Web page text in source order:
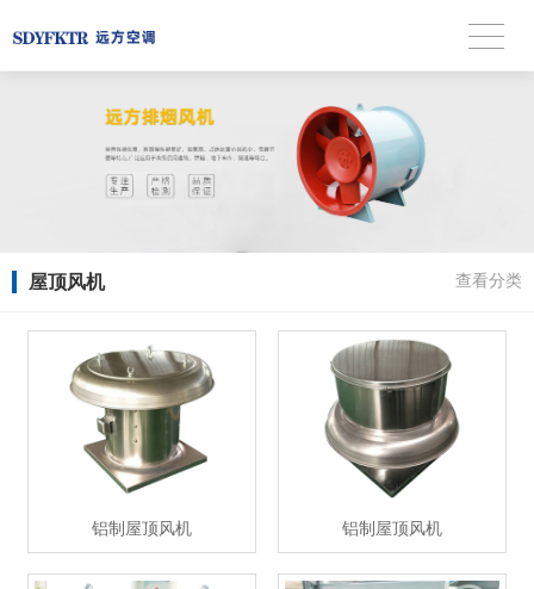
屋顶风机 查看分类
铝制屋顶风机 铝制屋顶风机